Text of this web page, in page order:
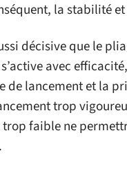
la stabilité
décisive que le
avec
de lancement et la
trop
faible ne